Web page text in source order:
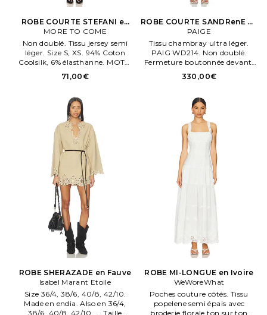
ROBE COURTE STEFANI en
Bourgogne
MORE TO COME
Non doublé. Tissu jersey semi
léger. Size S, XS. 94% Coton
Coolsilk, 6% élasthanne. MOTO
WD851. MTD10166 H25.
71,00€
ROBE COURTE SANDRenE en
Bleu
PAIGE
Tissu chambray ultra léger.
PAIG WD214. Non doublé.
Fermeture boutonnée devant.
Fabriqué en Chene. Lavage en
machene.
330,00€
ROBE SHERAZADE en Fauve
Isabel Marant Etoile
Size 36/4, 38/6, 40/8, 42/10.
Made en endia. Also en 36/4,
38/6, 40/8, 42/10. . . Taille
ROBE MI-LONGUE en Ivoire
WeWoreWhat
Poches couture côtés. Tissu
popelene semi épais avec
broderie florale ton sur ton